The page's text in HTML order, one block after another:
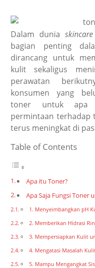
Dalam dunia skincare
bagian penting
dirancang untuk
kulit sekaligus
perawatan
konsumen yang
toner untuk apa
permintaan terhadap
terus meningkat di
Table of Contents
Apa itu Toner?
Apa Saja Fungsi Toner
1. Menyeimbangkan pH
2. Memberikan Hidrasi
3. Mempersiapkan Kulit
4. Mengatasi Masalah
5. Mampu Mengangkat